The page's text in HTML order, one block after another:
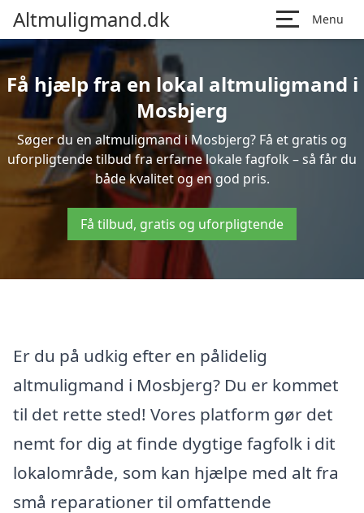
Altmuligmand.dk Menu
Få hjælp fra en lokal altmuligmand i
Mosbjerg
Søger du en altmuligmand i Mosbjerg? Få et gratis og
uforpligtende tilbud fra erfarne lokale fagfolk – så får du
både kvalitet og en god pris.
Få tilbud, gratis og uforpligtende
Er du på udkig efter en pålidelig
altmuligmand i Mosbjerg? Du er kommet
til det rette sted! Vores platform gør det
nemt for dig at finde dygtige fagfolk i dit
lokalområde, som kan hjælpe med alt fra
små reparationer til omfattende